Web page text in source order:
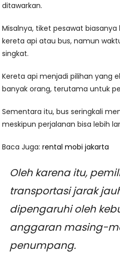
ditawarkan.
Misalnya, tiket pesawat
kereta api atau bus, namun
singkat.
Kereta api menjadi pilihan yang
banyak orang, terutama untuk
Sementara itu, bus seringkali
meskipun perjalanan bisa lebih
Baca Juga:rental mobi jakarta
Oleh karena itu,
transportasi jarak
dipengaruhi oleh
anggaran masing-
penumpang.